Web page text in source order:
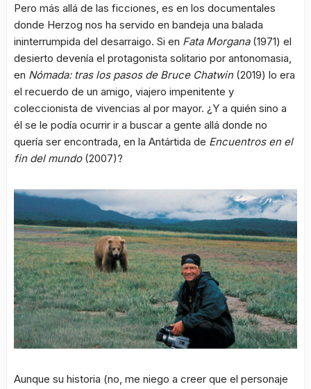
Pero más allá de las ficciones, es en los documentales
donde Herzog nos ha servido en bandeja una balada
ininterrumpida del desarraigo. Si en Fata Morgana(1971) el
desierto devenía el protagonista solitario por antonomasia,
en Nómada: tras los pasos de Bruce Chatwin(2019) lo era
el recuerdo de un amigo, viajero impenitente y
coleccionista de vivencias al por mayor. ¿Y a quién sino a
él se le podía ocurrir ir a buscar a gente allá donde no
quería ser encontrada, en la Antártida de Encuentros en el
fin del mundo(2007)?
Aunque su historia (no, me niego a creer que el personaje